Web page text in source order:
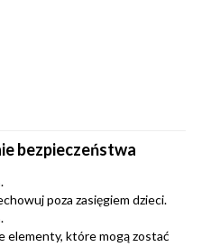
bezpieczeństwa
poza zasięgiem dzieci.
elementy, które mogą zostać